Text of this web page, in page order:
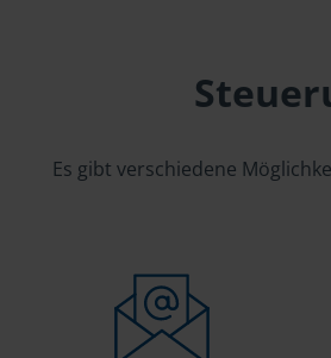
Es gibt verschiedene